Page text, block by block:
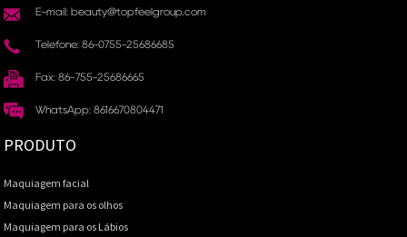
E-mail: beauty@topfeelgroup.com
Telefone: 86-0755-25686685
Fax: 86-755-25686665
WhatsApp: 8616670804471
PRODUTO
Maquiagem facial
Maquiagem para os olhos
Maquiagem para os Lábios